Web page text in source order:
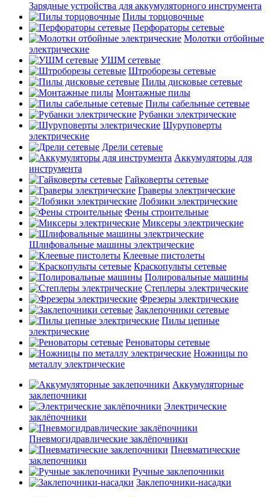
Зарядные устройства для аккумуляторного инструмента
Пилы торцовочные
Перфораторы сетевые
Молотки отбойные
электрические
УШМ сетевые
Штроборезы сетевые
Пилы дисковые сетевые
Монтажные пилы
Пилы сабельные сетевые
Рубанки электрические
Шуруповерты
электрические
Дрели сетевые
Аккумуляторы для
инструмента
Гайковерты сетевые
Граверы электрические
Лобзики электрические
Фены строительные
Миксеры электрические
Шлифовальные машины электрические
Клеевые пистолеты
Краскопульты сетевые
Полировальные машины
Степлеры электрические
Фрезеры электрические
Заклепочники сетевые
Пилы цепные
электрические
Реноваторы сетевые
Ножницы по
металлу электрические
Аккумуляторные
заклепочники
Электрические
заклёпочники
Пневмогидравлические заклёпочники
Пневматические
заклепочники
Ручные заклепочники
Заклепочники-насадки